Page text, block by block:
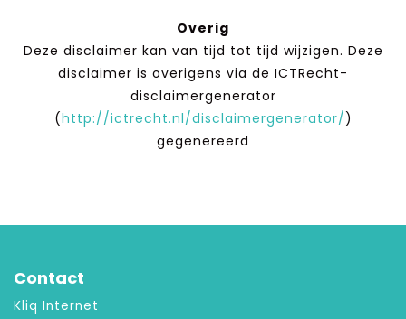
Overig
Deze disclaimer kan van tijd tot tijd wijzigen. Deze
disclaimer is overigens via de ICTRecht-
disclaimergenerator
(http://ictrecht.nl/disclaimergenerator/)
gegenereerd
Contact
Kliq Internet